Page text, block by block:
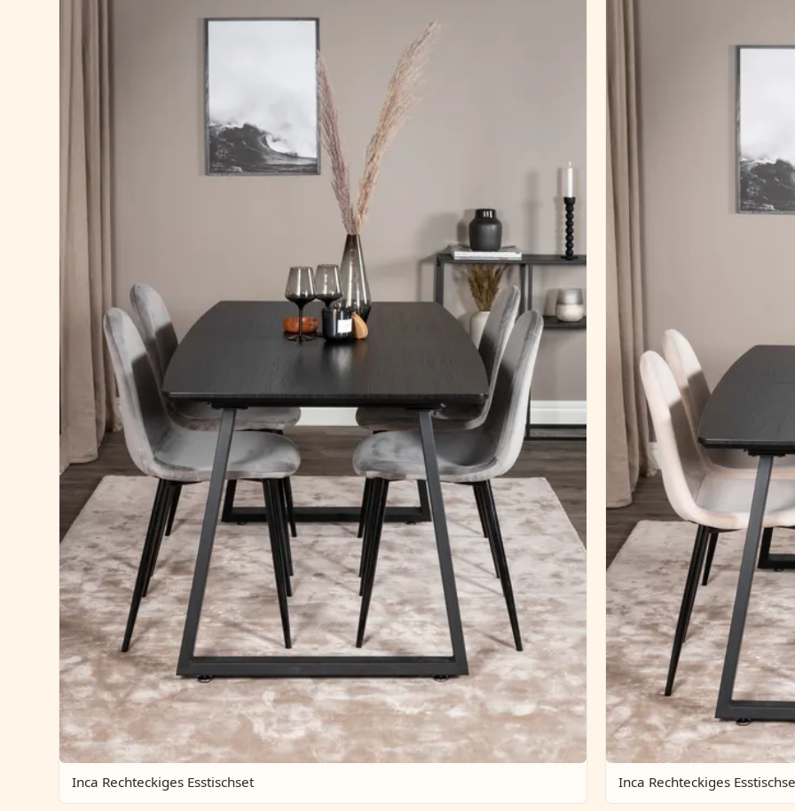
Inca Rechteckiges Esstischset Inca Rechteckiges